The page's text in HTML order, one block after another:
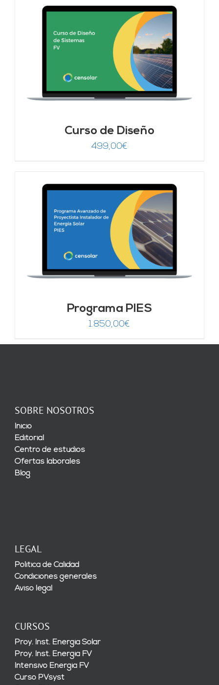
Curso de Diseño
499,00€
Programa PIES
1.850,00€
SOBRE NOSOTROS
Inicio
Editorial
Centro de estudios
Ofertas laborales
Blog
LEGAL
Política de Calidad
Condiciones generales
Aviso legal
CURSOS
Proy. Inst. Energía Solar
Proy. Inst. Energía FV
Intensivo Energía FV
Curso PVsyst